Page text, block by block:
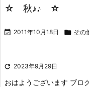
☆ 秋♪♪ ☆
 2011年10月18日  その
 2023年9月29日
おはようございます ブロ